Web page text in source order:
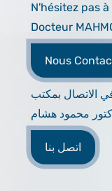
N'hésitez pas
Docteur
Nous
في الاتصال بمكتب
محمود هشام
اتصل بنا